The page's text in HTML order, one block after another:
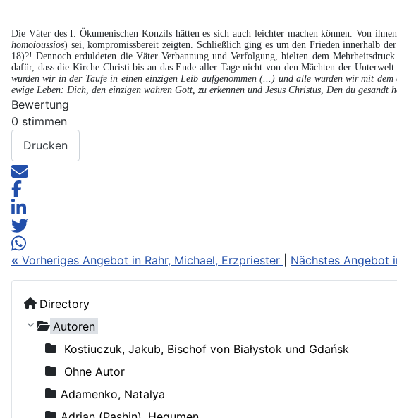
Directory
Autoren
Kostiuczuk, Jakub, Bischof von Białystok und Gdańsk
Ohne Autor
Adamenko, Natalya
Die Väter des I. Ökumenischen Konzils hätten es sich auch leichter machen können. Von
homoioussios) sei, kompromissbereit zeigten. Schließlich ging es um den Frieden innerhalb
18)?! Dennoch erduldeten die Väter Verbannung und Verfolgung, hielten dem
dafür, dass die Kirche Christi bis an das Ende aller Tage nicht von den Mächten der
wurden wir in der Taufe in einen einzigen Leib aufgenommen (...) und alle wurden wir mit dem
ewige Leben: Dich, den einzigen wahren Gott, zu erkennen und Jesus Christus, Den du gesandt
Bewertung
0 stimmen
Drucken
« Vorheriges Angebot in Rahr, Michael, Erzpriester Nächstes Angebot